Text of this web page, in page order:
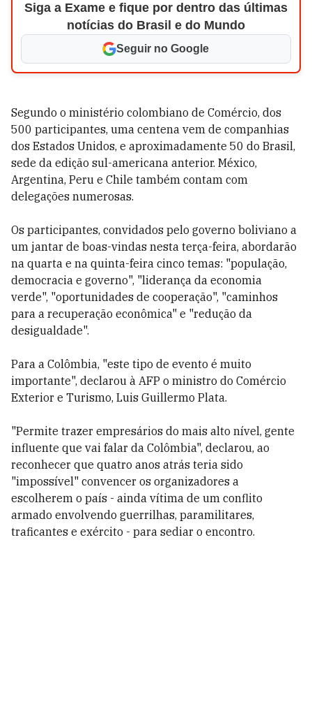
Siga a Exame e fique por dentro das últimas
notícias do Brasil e do Mundo
Seguir no Google
Segundo o ministério colombiano de Comércio, dos
500 participantes, uma centena vem de companhias
dos Estados Unidos, e aproximadamente 50 do Brasil,
sede da edição sul-americana anterior. México,
Argentina, Peru e Chile também contam com
delegações numerosas.
Os participantes, convidados pelo governo boliviano a
um jantar de boas-vindas nesta terça-feira, abordarão
na quarta e na quinta-feira cinco temas: "população,
democracia e governo", "liderança da economia
verde", "oportunidades de cooperação", "caminhos
para a recuperação econômica" e "redução da
desigualdade".
Para a Colômbia, "este tipo de evento é muito
importante", declarou à AFP o ministro do Comércio
Exterior e Turismo, Luis Guillermo Plata.
"Permite trazer empresários do mais alto nível, gente
influente que vai falar da Colômbia", declarou, ao
reconhecer que quatro anos atrás teria sido
"impossível" convencer os organizadores a
escolherem o país - ainda vítima de um conflito
armado envolvendo guerrilhas, paramilitares,
traficantes e exército - para sediar o encontro.